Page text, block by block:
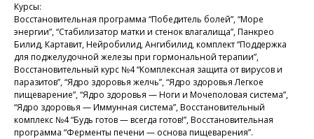
Курсы:
Восстановительная программа “Победитель болей”, “Море
энергии”, “Стабилизатор матки и стенок влагалища”, Панкрео
Билид, Картавит, Нейробилид, Ангибилид, комплект “Поддержка
для поджелудочной железы при гормональной терапии”,
Восстановительный курс №4 “Комплексная защита от вирусов и
паразитов”, “Ядро здоровья желчь”, “Ядро здоровья Легкое
пищеварение”, “Ядро здоровья — Ноги и Мочеполовая система”,
“Ядро здоровья — Иммунная система”, Восстановительный
комплекс №4 “Будь готов — всегда готов!”, Восстановительная
программа “Ферменты печени — основа пищеварения”.
Программа восстановления здоровья